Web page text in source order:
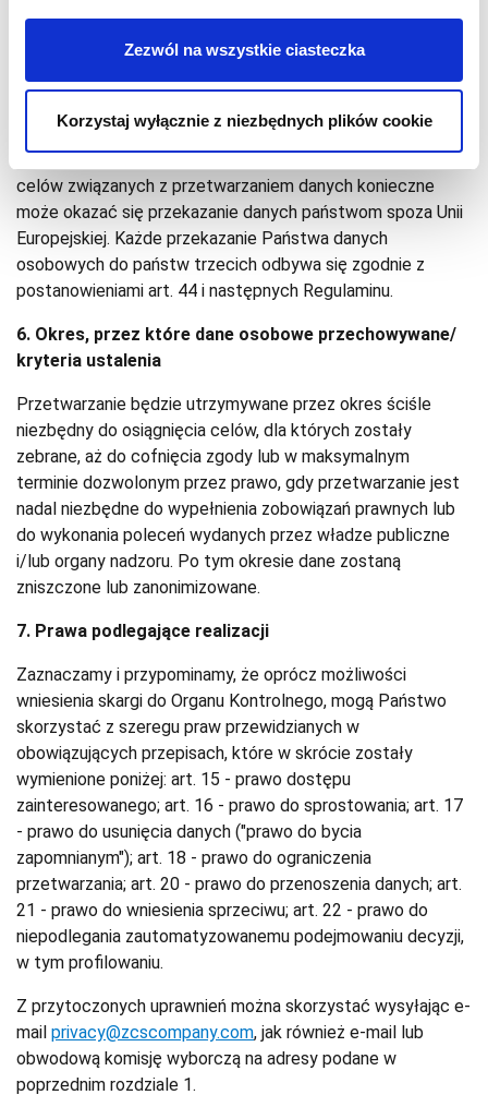
Zezwól na wszystkie ciasteczka
Korzystaj wyłącznie z niezbędnych plików cookie
powyżej dostępna jest w Spółce.
5. Przekazywanie danych osobowych do państwa
trzeciego lub organizacji międzynarodowej
Państwa dane będą przetwarzane głównie we Włoszech i
w Unii Europejskiej. Jednakże w celu realizacji wyraźnych
celów związanych z przetwarzaniem danych konieczne
może okazać się przekazanie danych państwom spoza Unii
Europejskiej. Każde przekazanie Państwa danych
osobowych do państw trzecich odbywa się zgodnie z
postanowieniami art. 44 i następnych Regulaminu.
6. Okres, przez które dane osobowe przechowywane/
kryteria ustalenia
Przetwarzanie będzie utrzymywane przez okres ściśle
niezbędny do osiągnięcia celów, dla których zostały
zebrane, aż do cofnięcia zgody lub w maksymalnym
terminie dozwolonym przez prawo, gdy przetwarzanie jest
nadal niezbędne do wypełnienia zobowiązań prawnych lub
do wykonania poleceń wydanych przez władze publiczne
i/lub organy nadzoru. Po tym okresie dane zostaną
zniszczone lub zanonimizowane.
7. Prawa podlegające realizacji
Zaznaczamy i przypominamy, że oprócz możliwości
wniesienia skargi do Organu Kontrolnego, mogą Państwo
skorzystać z szeregu praw przewidzianych w
obowiązujących przepisach, które w skrócie zostały
wymienione poniżej: art. 15 - prawo dostępu
zainteresowanego; art. 16 - prawo do sprostowania; art. 17
- prawo do usunięcia danych ("prawo do bycia
zapomnianym"); art. 18 - prawo do ograniczenia
przetwarzania; art. 20 - prawo do przenoszenia danych; art.
21 - prawo do wniesienia sprzeciwu; art. 22 - prawo do
niepodlegania zautomatyzowanemu podejmowaniu decyzji,
w tym profilowaniu.
Z przytoczonych uprawnień można skorzystać wysyłając e-
mail privacy@zcscompany.com, jak również e-mail lub
obwodową komisję wyborczą na adresy podane w
poprzednim rozdziale 1.